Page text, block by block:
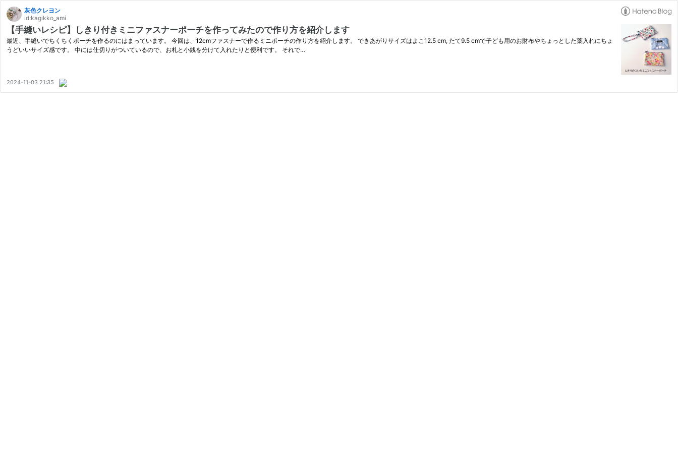
灰色クレヨン
id:kagikko_ami
【手縫いレシピ】しきり付きミニファスナーポーチを作ってみたので作り方を紹介します
最近、手縫いでちくちくポーチを作るのにはまっています。 今回は、12cmファスナーで作るミニポーチの作り方を紹介します。 できあがりサイズはよこ12.5 cm, たて9.5 cmで子ども用のお財布やちょっとした薬入れにちょ
うどいいサイズ感です。 中には仕切りがついているので、お札と小銭を分けて入れたりと便利です。 それで…
2024-11-03 21:35